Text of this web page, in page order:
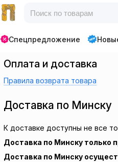
Спецпредложение
Оплата и доставка
Правила возврата товара
Доставка по Минску
К доставке доступны не все
Доставка по Минску только
Доставка по Минску